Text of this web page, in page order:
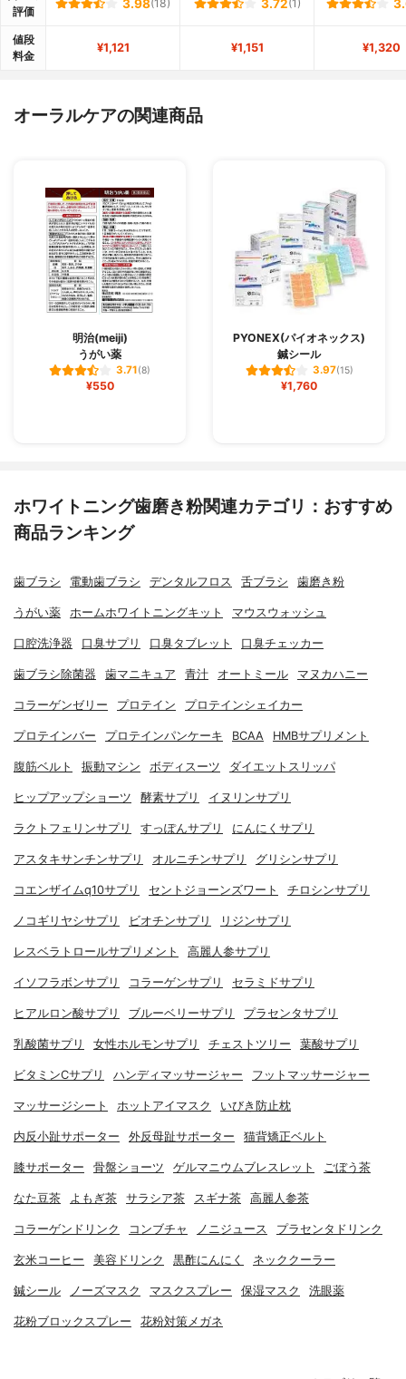
評価
3.98(18) 3.72(1)
値段
料金
¥1,121 ¥1,151 ¥1,320
オーラルケアの関連商品
明治(meiji)
うがい薬
3.71(8)
¥550
PYONEX(パイオネックス)
鍼シール
3.97(15)
¥1,760
ホワイトニング歯磨き粉関連カテゴリ：おすすめ
商品ランキング
歯ブラシ 電動歯ブラシ デンタルフロス 舌ブラシ 歯磨き粉
うがい薬 ホームホワイトニングキット マウスウォッシュ
口腔洗浄器 口臭サプリ 口臭タブレット 口臭チェッカー
歯ブラシ除菌器 歯マニキュア 青汁 オートミール マヌカハニー
コラーゲンゼリー プロテイン プロテインシェイカー
プロテインバー プロテインパンケーキ BCAA HMBサプリメント
腹筋ベルト 振動マシン ボディスーツ ダイエットスリッパ
ヒップアップショーツ 酵素サプリ イヌリンサプリ
ラクトフェリンサプリ すっぽんサプリ にんにくサプリ
アスタキサンチンサプリ オルニチンサプリ グリシンサプリ
コエンザイムq10サプリ セントジョーンズワート チロシンサプリ
ノコギリヤシサプリ ビオチンサプリ リジンサプリ
レスベラトロールサプリメント 高麗人参サプリ
イソフラボンサプリ コラーゲンサプリ セラミドサプリ
ヒアルロン酸サプリ ブルーベリーサプリ プラセンタサプリ
乳酸菌サプリ 女性ホルモンサプリ チェストツリー 葉酸サプリ
ビタミンCサプリ ハンディマッサージャー フットマッサージャー
マッサージシート ホットアイマスク いびき防止枕
内反小趾サポーター 外反母趾サポーター 猫背矯正ベルト
膝サポーター 骨盤ショーツ ゲルマニウムブレスレット ごぼう茶
なた豆茶 よもぎ茶 サラシア茶 スギナ茶 高麗人参茶
コラーゲンドリンク コンブチャ ノニジュース プラセンタドリンク
玄米コーヒー 美容ドリンク 黒酢にんにく ネッククーラー
鍼シール ノーズマスク マスクスプレー 保湿マスク 洗眼薬
花粉ブロックスプレー 花粉対策メガネ